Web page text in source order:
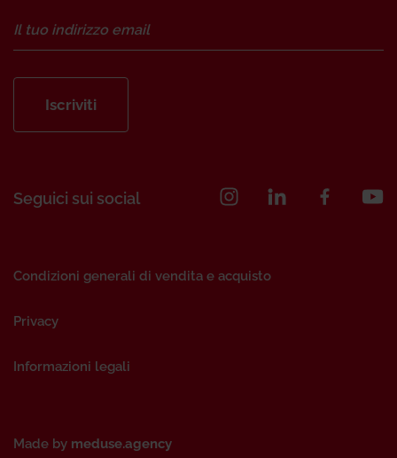
Iscriviti
Seguici sui social
Made by meduse.agency
Condizioni generali di vendita e acquisto
Privacy
Informazioni legali